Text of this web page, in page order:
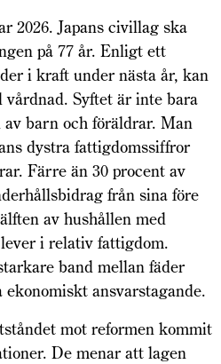
2026. Japans civillag ska
på 77 år. Enligt ett
i kraft under nästa år, kan
Syftet är inte bara
barn och föräldrar. Man
dystra fattigdomssiffror
Färre än 30 procent av
från sina före
av hushållen med
i relativ fattigdom.
band mellan fäder
ansvarstagande.
mot reformen kommit
De menar att lagen